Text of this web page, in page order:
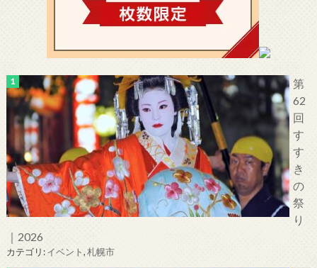
第
62
回
す
す
き
の
祭
り
｜2026
カテゴリ:イベント,札幌市